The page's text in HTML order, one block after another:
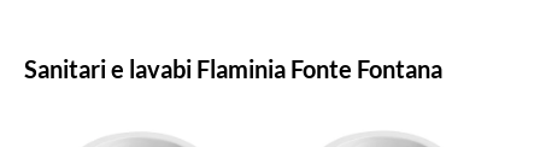
in
evidenza
Sanitari e lavabi Flaminia Fonte Fontana